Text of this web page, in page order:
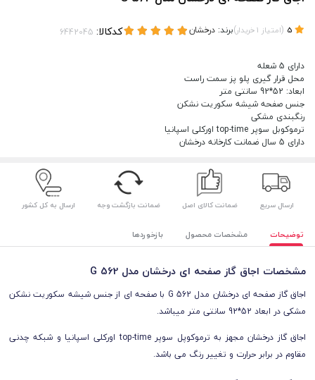
(امتیاز 1خریدار)برند: درخشان کدکالا:
دارای 5 شعله
محل قرار گیری پلو پز سمت راست
ابعاد: 52*92 سانتی متر
جنس صفحه شیشه سکوریت نشکن
رنگبندی مشکی
ترموکوبل سوپر top-time اورکلی اسپانیا
دارای 5 سال ضمانت کارخانه درخشان
ارسال سریع ضمانت کالای اصل ضمانت بازگشت وجه ارسال به کل کشور
توضیحات مشخصات محصول بازخوردها
مشخصات اجاق گاز صفحه ای درخشان مدل G 562
اجاق گاز صفحه ای درخشان مدل G 562 با صفحه ای از جنس شیشه سکوریت نشکن
مشکیدر ابعاد 52*92 سانتی متر میباشد.
اجاق گاز درخشان مجهز به ترموکوپل سوپر top-time اورکلی اسپانیا و شبکه چدنی
مقاوم در برابر حرارت و تغییر رنگ می باشد.